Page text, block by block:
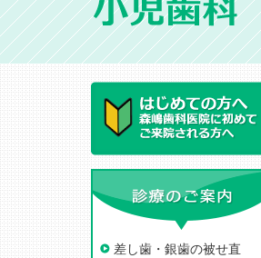
差し歯・銀歯の被せ直